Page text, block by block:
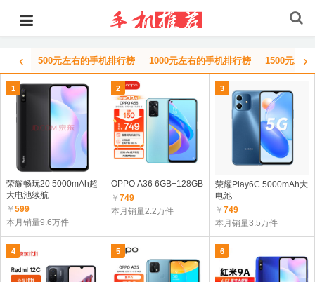
‹ 500元左右的手机排行榜 1000元左右的手机排行榜 1500元左›
1
荣耀畅玩20 5000mAh超
大电池续航
￥ 599
本月销量9.6万件
2
OPPO A36 6GB+128GB
￥ 749
本月销量2.2万件
3
荣耀Play6C 5000mAh大
电池
￥749
本月销量3.5万件
4 5 6